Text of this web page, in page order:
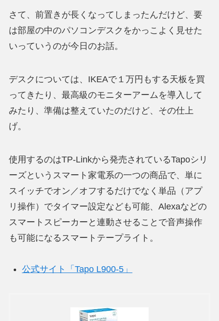
さて、前置きが長くなってしまったんだけど、要
は部屋の中のパソコンデスクをかっこよく見せた
いっていうのが今日のお話。
デスクについては、IKEAで１万円もする天板を買
ってきたり、最高級のモニターアームを導入して
みたり、準備は整えていたのだけど、その仕上
げ。
使用するのはTP-Linkから発売されているTapoシリ
ーズというスマート家電系の一つの商品で、単に
スイッチでオン／オフするだけでなく単品（アプ
リ操作）でタイマー設定なども可能、Alexaなどの
スマートスピーカーと連動させることで音声操作
も可能になるスマートテープライト。
公式サイト「Tapo L900-5」